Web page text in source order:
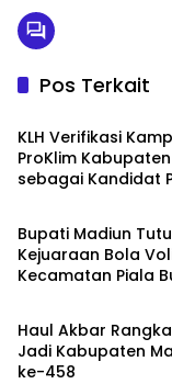
Pos Terkait
Pemerintah
KLH Verifikasi
ProKlim
sebagai Kandidat
Pemerintah
Bupati Madiun
Kejuaraan Bola
Kecamatan Piala
Pemerintah
Haul Akbar
Jadi Kabupaten
ke-458